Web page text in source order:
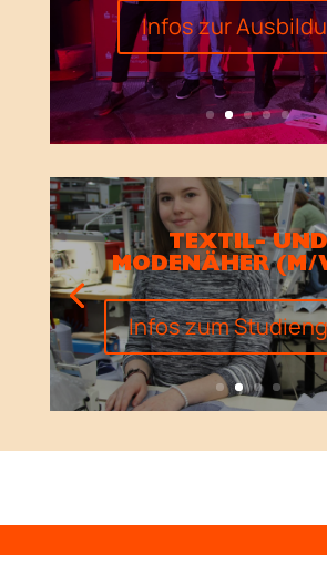
Infos zur
TEXTIL- UND
MODENÄHER
Infos zum